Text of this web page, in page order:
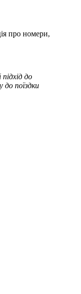
про номери,
до
до поїздки